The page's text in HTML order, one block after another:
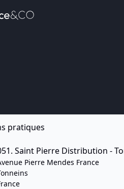
pratiques
Saint Pierre Distribution -
Pierre Mendes France